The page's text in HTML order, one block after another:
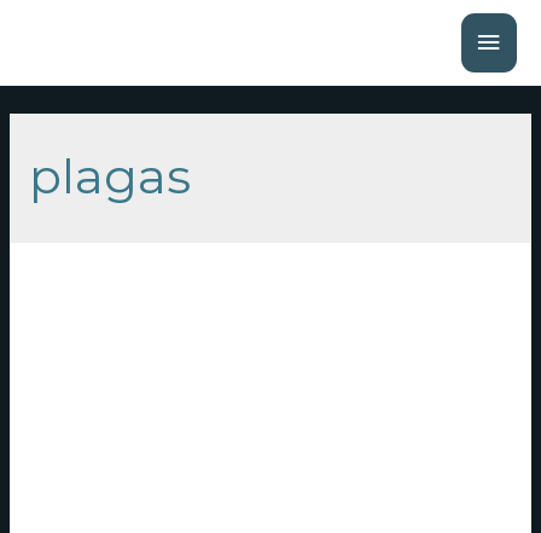
plagas